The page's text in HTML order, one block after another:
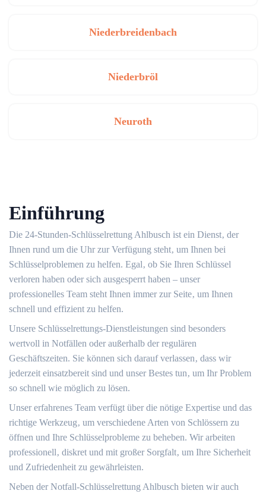
Niederbreidenbach
Niederbröl
Neuroth
Einführung
Die 24-Stunden-Schlüsselrettung Ahlbusch ist ein Dienst‚ der
Ihnen rund um die Uhr zur Verfügung steht‚ um Ihnen bei
Schlüsselproblemen zu helfen.​ Egal‚ ob Sie Ihren Schlüssel
verloren haben oder sich ausgesperrt haben – unser
professionelles Team steht Ihnen immer zur Seite‚ um Ihnen
schnell und effizient zu helfen.
Unsere Schlüsselrettungs-Dienstleistungen sind besonders
wertvoll in Notfällen oder außerhalb der regulären
Geschäftszeiten. Sie können sich darauf verlassen‚ dass wir
jederzeit einsatzbereit sind und unser Bestes tun‚ um Ihr Problem
so schnell wie möglich zu lösen.
Unser erfahrenes Team verfügt über die nötige Expertise und das
richtige Werkzeug‚ um verschiedene Arten von Schlössern zu
öffnen und Ihre Schlüsselprobleme zu beheben.​ Wir arbeiten
professionell‚ diskret und mit großer Sorgfalt‚ um Ihre Sicherheit
und Zufriedenheit zu gewährleisten.​
Neben der Notfall-Schlüsselrettung Ahlbusch bieten wir auch